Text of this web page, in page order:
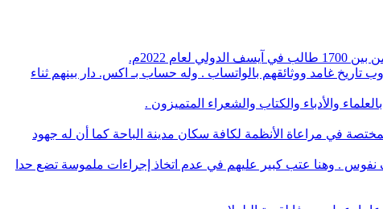
2022م.
غامد ووثائقهم بالواتساب . وله حساب بـ اكس. دار بينهم ثناء
والأدباء والكتاب والشعراء المتميزون .
في مراعاة الأنظمة لكافة سكان مدينة الباحة كما أن له جهود
نفوس . وهنا عتب كبير عليهم في عدم اتخاذ إجراءات ملموسة تضع حدا